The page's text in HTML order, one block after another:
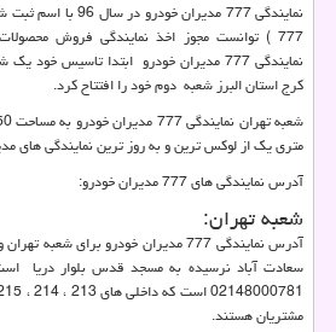
نمایندگی 777 مدیران
777 ) توانست مجوز اخذ نمایندگی فروش
کرج استان البرز شعبه دوم خود را افتتاح کرد.
متری یک از لوکس ترین و به روز ترین نمایندگی های
آدرس نمایندگی های 777 مدیران خودرو:
شعبه تهران:
آدرس نمایندگی 777 مدیران خودرو برای
سعادت آباد نرسیده به مسجد قدس بلوار دریا
مشتریان هستند.